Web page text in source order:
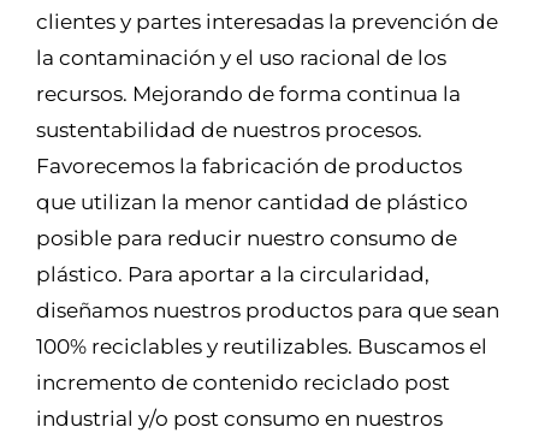
clientes y partes interesadas la prevención de
la contaminación y el uso racional de los
recursos. Mejorando de forma continua la
sustentabilidad de nuestros procesos.
Favorecemos la fabricación de productos
que utilizan la menor cantidad de plástico
posible para reducir nuestro consumo de
plástico. Para aportar a la circularidad,
diseñamos nuestros productos para que sean
100% reciclables y reutilizables. Buscamos el
incremento de contenido reciclado post
industrial y/o post consumo en nuestros